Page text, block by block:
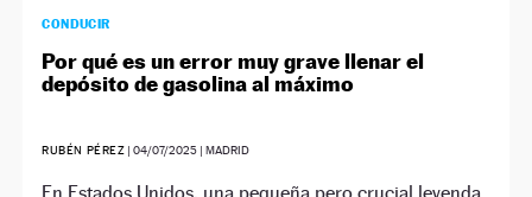
CONDUCIR
Por qué es un error muy grave llenar el
depósito de gasolina al máximo
RUBÉN PÉREZ |04/07/2025 | MADRID